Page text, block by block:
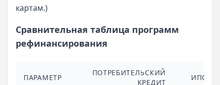
картам.)
Сравнительная таблица программ
рефинансирования
ПАРАМЕТР
ПОТРЕБИТЕЛЬСКИЙ
КРЕДИТ